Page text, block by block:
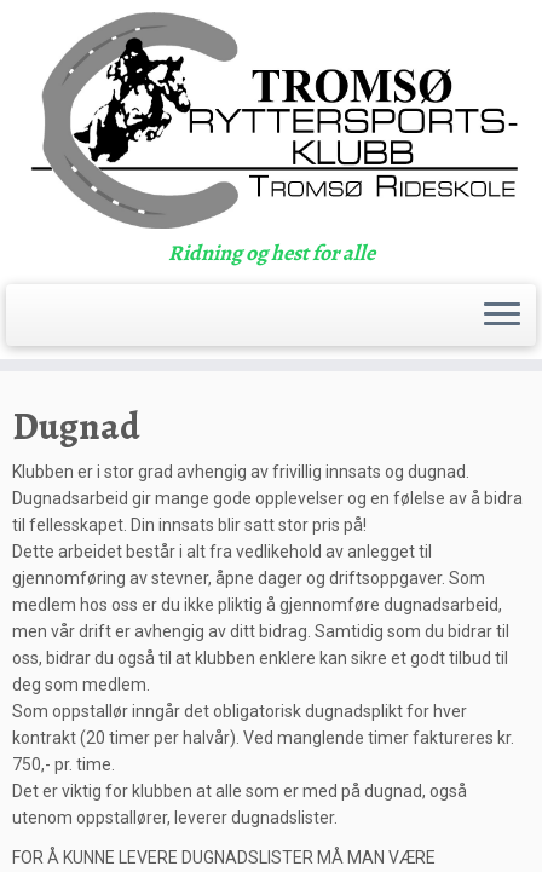
content
Ridning og hest for alle
Dugnad
Klubben er i stor grad avhengig av frivillig innsats og dugnad.
Dugnadsarbeid gir mange gode opplevelser og en følelse av å bidra
til fellesskapet. Din innsats blir satt stor pris på!
Dette arbeidet består i alt fra vedlikehold av anlegget til
gjennomføring av stevner, åpne dager og driftsoppgaver. Som
medlem hos oss er du ikke pliktig å gjennomføre dugnadsarbeid,
men vår drift er avhengig av ditt bidrag. Samtidig som du bidrar til
oss, bidrar du også til at klubben enklere kan sikre et godt tilbud til
deg som medlem.
Som oppstallør inngår det obligatorisk dugnadsplikt for hver
kontrakt (20 timer per halvår). Ved manglende timer faktureres kr.
750,- pr. time.
Det er viktig for klubben at alle som er med på dugnad, også
utenom oppstallører, leverer dugnadslister.
FOR Å KUNNE LEVERE DUGNADSLISTER MÅ MAN VÆRE